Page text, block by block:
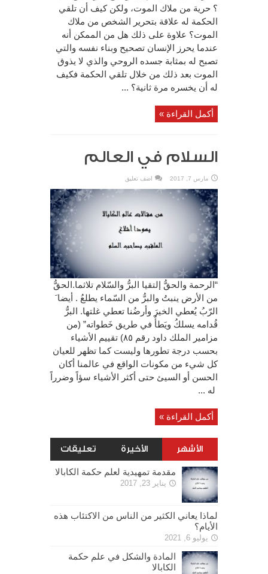
؟ حرية من ملاك الموت، ولكن كيف أن تلقي
الحكمة له علاقة بتحرير الشخص من ملاك
الموت؟ علاوة على ذلك هل من الممكن أنه
عندما يحرز الإنسان تصحيح وبناء نفسه والتي
تصبح له بمثابة جسده الروحي والذي لا يذوق
الموت بعد ذلك من خلال تلقي الحكمة فكيف
له أن يخسره مرة ثانية؟ ...
أكمل القراءة »
السلام في العالم
مارس 7, 2017 اضف تعليق
“الرحمة والحقُّ إلتقيا البرُّ والسّلام تلاثما.الحقُّ
من الأرض ينبتُ والبرُّ من السّماء يطلعُ . أيضا َ
الرّبُ يُعطي الخيرَ وأرضُنا تعطي غلتها. البرُّ
قُدامه يسلكُ ويَطأُ في طريق خَطواته” (من
مزامير الملك داود رقم ٨٥) تقييم الأشياء
بحسب درجة تطورها وليست كما تظهر للعيان
كل شيء من مكونات الواقع في عالمنا أكان
الحسن أو السيئ حتى أكثر الأشياء سؤاً وضرراً
له ...
أكمل القراءة »
الأشهر الأخيرة تعليقات
مقدمة تمهيدية لعلم حكمة الكابالا
يناير 23, 2017
لماذا يعاني الكثير من الناس من الاكتئاب هذه
الأيام؟
يوليو 6, 2021
المادة والشكل في علم حكمة
الكابالا